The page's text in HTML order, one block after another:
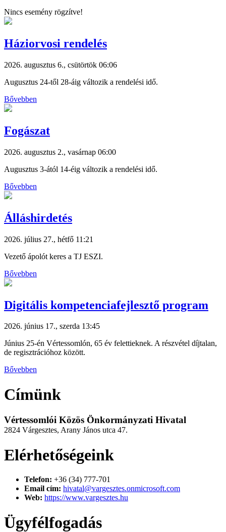
Nincs esemény rögzítve!
Háziorvosi rendelés
2026. augusztus 6., csütörtök 06:06
Augusztus 24-től 28-áig változik a rendelési idő.
Bővebben
Fogászat
2026. augusztus 2., vasárnap 06:00
Augusztus 3-ától 14-éig változik a rendelési idő.
Bővebben
Álláshirdetés
2026. július 27., hétfő 11:21
Vezető ápolót keres a TJ ESZI.
Bővebben
Digitális kompetenciafejlesztő program
2026. június 17., szerda 13:45
Június 25-én Vértessomlón, 65 év felettieknek. A részvétel díjtalan,
de regisztrációhoz között.
Bővebben
Címünk
Vértessomlói Közös Önkormányzati Hivatal
2824 Várgesztes, Arany János utca 47.
Elérhetőségeink
Telefon: +36 (34) 777-701
Email cím: hivatal@vargesztes.onmicrosoft.com
Web: https://www.vargesztes.hu
Ügyfélfogadás